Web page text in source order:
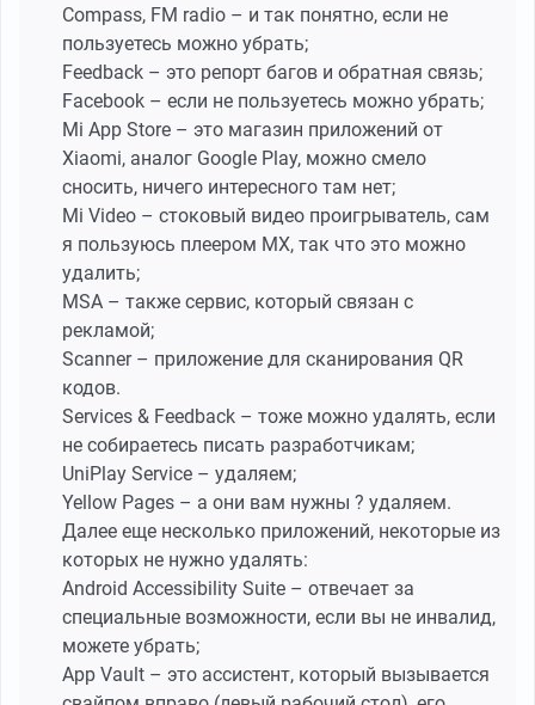
Compass, FM radio – и так понятно, если не
пользуетесь можно убрать;
Feedback – это репорт багов и обратная связь;
Facebook – если не пользуетесь можно убрать;
Mi App Store – это магазин приложений от
Xiaomi, аналог Google Play, можно смело
сносить, ничего интересного там нет;
Mi Video – стоковый видео проигрыватель, сам
я пользуюсь плеером MX, так что это можно
удалить;
MSA – также сервис, который связан с
рекламой;
Scanner – приложение для сканирования QR
кодов.
Services & Feedback – тоже можно удалять, если
не собираетесь писать разработчикам;
UniPlay Service – удаляем;
Yellow Pages – а они вам нужны ? удаляем.
Далее еще несколько приложений, некоторые из
которых не нужно удалять:
Android Accessibility Suite – отвечает за
специальные возможности, если вы не инвалид,
можете убрать;
App Vault – это ассистент, который вызывается